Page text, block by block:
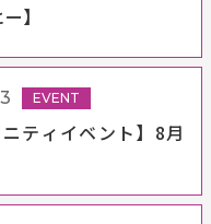
】
ニティイベント】8月
EVENT